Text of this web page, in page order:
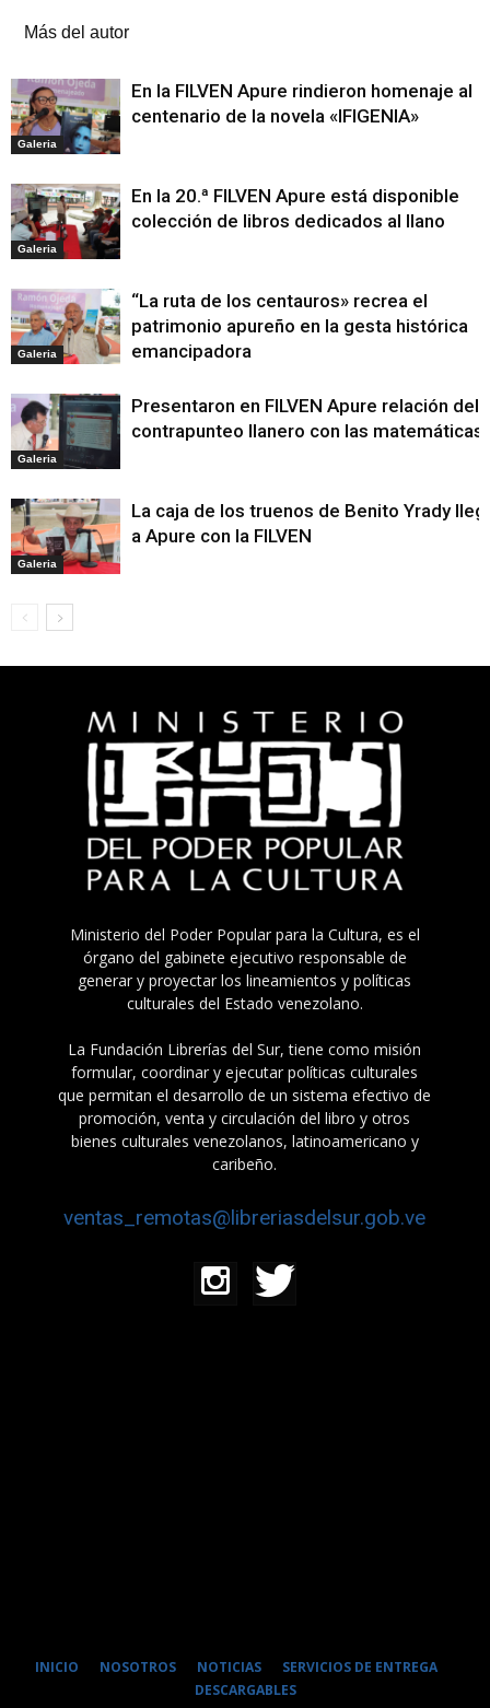
Más del autor
Galeria
En la FILVEN Apure rindieron homenaje al
centenario de la novela «IFIGENIA»
Galeria
En la 20.ª FILVEN Apure está disponible
colección de libros dedicados al llano
Galeria
“La ruta de los centauros» recrea el
patrimonio apureño en la gesta histórica
emancipadora
Galeria
Presentaron en FILVEN Apure relación del
contrapunteo llanero con las matemáticas
Galeria
La caja de los truenos de Benito Yrady
a Apure con la FILVEN
Ministerio del Poder Popular para la Cultura, es el
órgano del gabinete ejecutivo responsable de
generar y proyectar los lineamientos y políticas
culturales del Estado venezolano.
La Fundación Librerías del Sur, tiene como misión
formular, coordinar y ejecutar políticas culturales
que permitan el desarrollo de un sistema efectivo de
promoción, venta y circulación del libro y otros
bienes culturales venezolanos, latinoamericano y
caribeño.
ventas_remotas@libreriasdelsur.gob.ve
INICIO NOSOTROS NOTICIAS
SERVICIOS DE ENTREGA
DESCARGABLES